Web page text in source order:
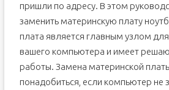
Шаг 5
Шаг 6
Шаг 8 Материнская плата
Шаг 9
пришли по адресу. В этом
заменить материнскую плату
плата является главным узлом
вашего компьютера и имеет
работы. Замена материнской
понадобиться, если компьютер не